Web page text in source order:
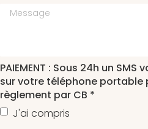
Message
PAIEMENT : Sous 24h un SMS
sur votre téléphone portable
règlement par CB *
J'ai compris